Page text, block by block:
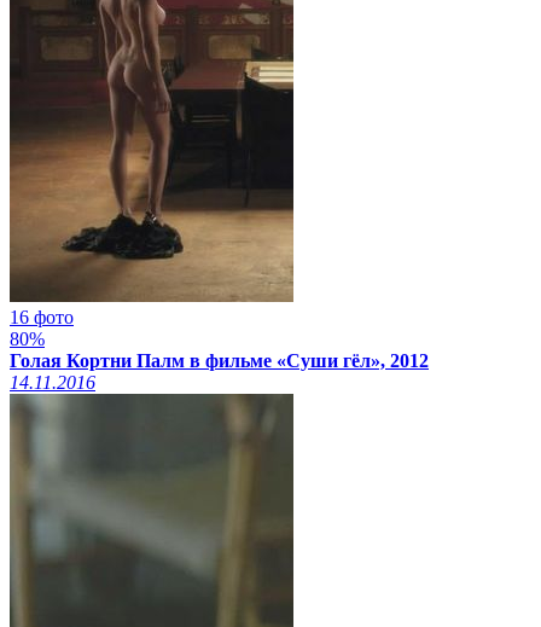
16 фото
80%
Голая Кортни Палм в фильме «Суши гёл», 2012
14.11.2016